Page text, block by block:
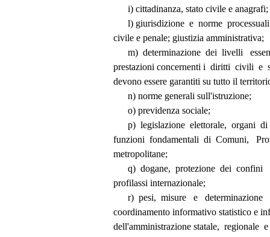
                i) cittadinanza, stato civile e anagrafi;
l) giurisdizione  e  norme
          civile e penale; giustizia amministrativa;
m)  determinazione  dei  livelli
prestazioni concernenti i  diritti  civili
devono essere garantiti su tutto il
                n) norme generali sull'istruzione;
                o) previdenza sociale;
p)  legislazione  elettorale,
funzioni  fondamentali  di  Comuni,
          metropolitane;
q)  dogane,  protezione  dei
          profilassi internazionale;
r)  pesi,  misure   e
coordinamento informativo statistico e
dell'amministrazione statale,  regionale